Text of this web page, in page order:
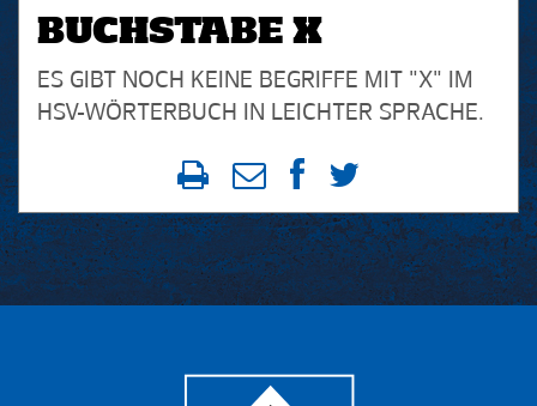
BUCHSTABE X
ES GIBT NOCH KEINE BEGRIFFE MIT "X" IM
HSV-WÖRTERBUCH IN LEICHTER SPRACHE.